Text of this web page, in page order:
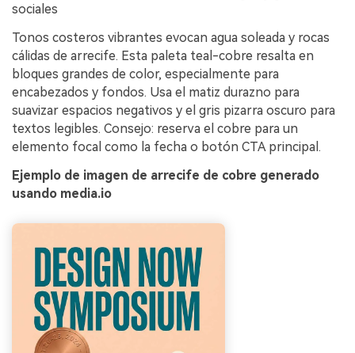
sociales
Tonos costeros vibrantes evocan agua soleada y rocas
cálidas de arrecife. Esta paleta teal-cobre resalta en
bloques grandes de color, especialmente para
encabezados y fondos. Usa el matiz durazno para
suavizar espacios negativos y el gris pizarra oscuro para
textos legibles. Consejo: reserva el cobre para un
elemento focal como la fecha o botón CTA principal.
Ejemplo de imagen de arrecife de cobre generado
usando media.io